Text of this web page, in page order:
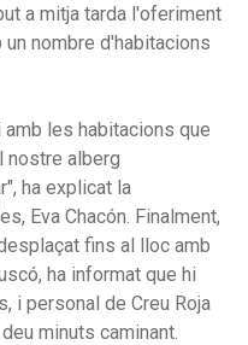
a mitja tarda l'oferiment
nombre d'habitacions
les habitacions que
nostre alberg
ha explicat la
Eva Chacón. Finalment,
fins al lloc amb
ha informat que hi
i personal de Creu Roja
minuts caminant.